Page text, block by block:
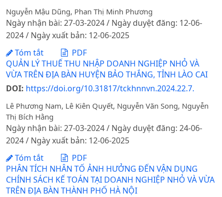
Nguyễn Mậu Dũng, Phan Thị Minh Phương
Ngày nhận bài: 27-03-2024 / Ngày duyệt đăng: 12-06-
2024 / Ngày xuất bản: 12-06-2025
Tóm tắt
PDF
QUẢN LÝ THUẾ THU NHẬP DOANH NGHIỆP NHỎ VÀ
VỪA TRÊN ĐỊA BÀN HUYỆN BẢO THẮNG, TỈNH LÀO CAI
DOI: https://doi.org/10.31817/tckhnnvn.2024.22.7.
Lê Phương Nam, Lê Kiên Quyết, Nguyễn Văn Song, Nguyễn
Thị Bích Hằng
Ngày nhận bài: 27-03-2024 / Ngày duyệt đăng: 24-06-
2024 / Ngày xuất bản: 12-06-2025
Tóm tắt
PDF
PHÂN TÍCH NHÂN TỐ ẢNH HƯỞNG ĐẾN VẬN DỤNG
CHÍNH SÁCH KẾ TOÁN TẠI DOANH NGHIỆP NHỎ VÀ VỪA
TRÊN ĐỊA BÀN THÀNH PHỐ HÀ NỘI